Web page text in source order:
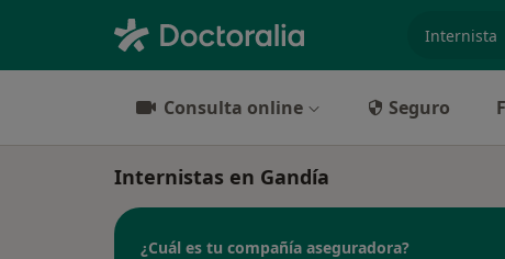
Consulta online Seguro
Internistas en Gandía
¿Cuál es tu compañía aseguradora?